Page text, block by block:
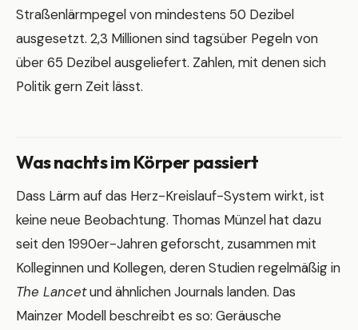
Straßenlärmpegel von mindestens 50 Dezibel
ausgesetzt. 2,3 Millionen sind tagsüber Pegeln von
über 65 Dezibel ausgeliefert. Zahlen, mit denen sich
Politik gern Zeit lässt.
Was nachts im Körper passiert
Dass Lärm auf das Herz-Kreislauf-System wirkt, ist
keine neue Beobachtung. Thomas Münzel hat dazu
seit den 1990er-Jahren geforscht, zusammen mit
Kolleginnen und Kollegen, deren Studien regelmäßig in
The Lancetund ähnlichen Journals landen. Das
Mainzer Modell beschreibt es so: Geräusche